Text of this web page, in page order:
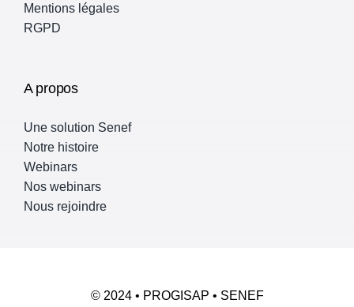
Mentions légales
RGPD
A propos
Une solution Senef
Notre histoire
Webinars
Nos webinars
Nous rejoindre
© 2024 • PROGISAP • SENEF